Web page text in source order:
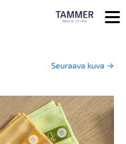
Seuraava kuva →